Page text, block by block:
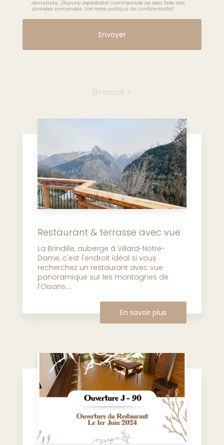
demande. (Aucune exploitation commerciale ne sera faite des
données concervées. Voir notre politique de confidentialité)
En savoir +
Restaurant & terrasse avec vue.
La Brindille, auberge à Villard-Notre-
Dame, c'est l'endroit idéal si vous
recherchez un restaurant avec vue
panoramique sur les montagnes de
l'Oisans....
En savoir plus